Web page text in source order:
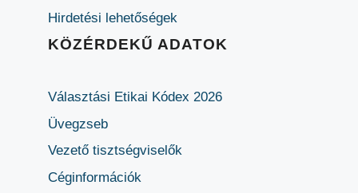
Hirdetési lehetőségek
KÖZÉRDEKŰ ADATOK
Választási Etikai Kódex 2026
Üvegzseb
Vezető tisztségviselők
Céginformációk